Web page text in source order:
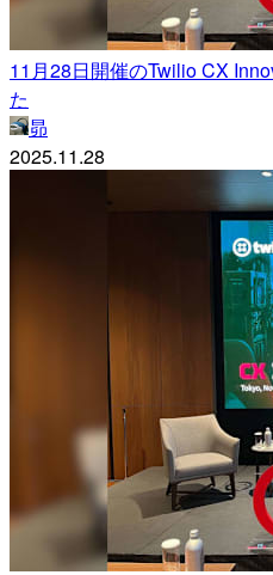
11月28日開催のTwilio CX
た
昴
2025.11.28